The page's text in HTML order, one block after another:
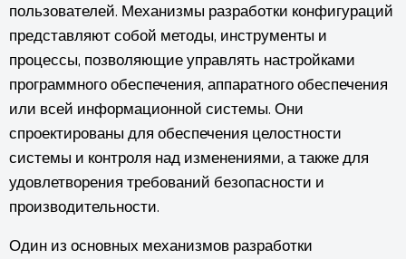
пользователей. Механизмы разработки конфигураций
представляют собой методы, инструменты и
процессы, позволяющие управлять настройками
программного обеспечения, аппаратного обеспечения
или всей информационной системы. Они
спроектированы для обеспечения целостности
системы и контроля над изменениями, а также для
удовлетворения требований безопасности и
производительности.
Один из основных механизмов разработки